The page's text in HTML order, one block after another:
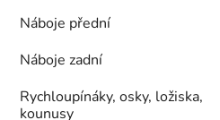
Náboje přední
Náboje zadní
Rychloupínáky, osky, ložiska,
kounusy